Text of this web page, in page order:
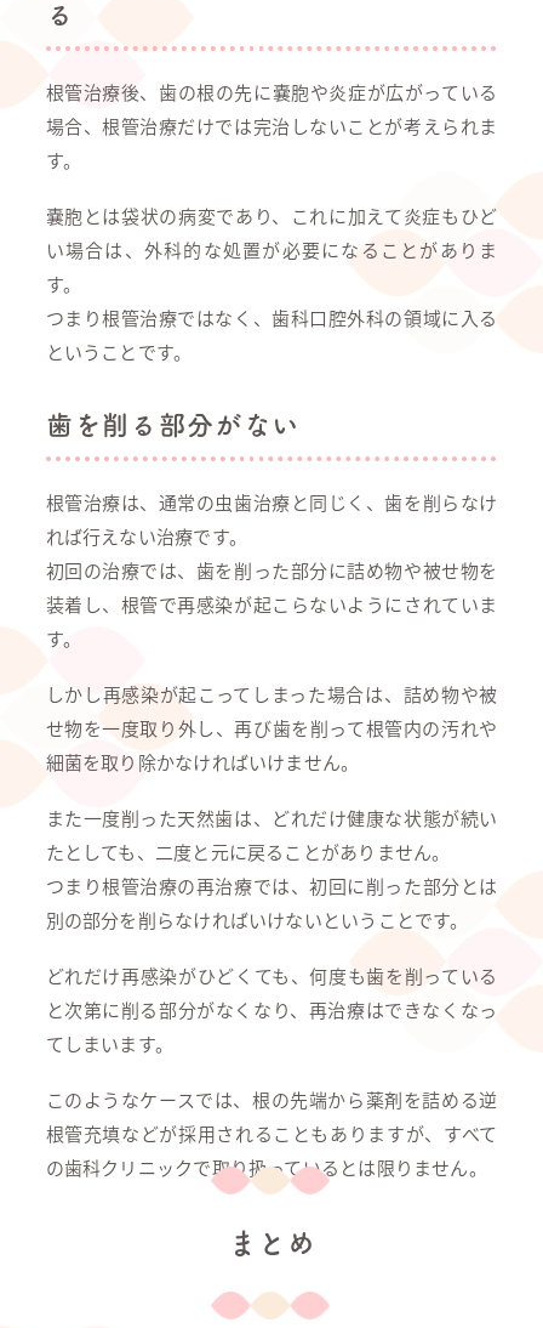
る
根管治療後、歯の根の先に嚢胞や炎症が広がっている
場合、根管治療だけでは完治しないことが考えられま
す。
嚢胞とは袋状の病変であり、これに加えて炎症もひど
い場合は、外科的な処置が必要になることがありま
す。
つまり根管治療ではなく、歯科口腔外科の領域に入る
ということです。
歯を削る部分がない
根管治療は、通常の虫歯治療と同じく、歯を削らなけ
れば行えない治療です。
初回の治療では、歯を削った部分に詰め物や被せ物を
装着し、根管で再感染が起こらないようにされていま
す。
しかし再感染が起こってしまった場合は、詰め物や被
せ物を一度取り外し、再び歯を削って根管内の汚れや
細菌を取り除かなければいけません。
また一度削った天然歯は、どれだけ健康な状態が続い
たとしても、二度と元に戻ることがありません。
つまり根管治療の再治療では、初回に削った部分とは
別の部分を削らなければいけないということです。
どれだけ再感染がひどくても、何度も歯を削っている
と次第に削る部分がなくなり、再治療はできなくなっ
てしまいます。
このようなケースでは、根の先端から薬剤を詰める逆
根管充填などが採用されることもありますが、すべて
の歯科クリニックで取り扱っているとは限りません。
まとめ